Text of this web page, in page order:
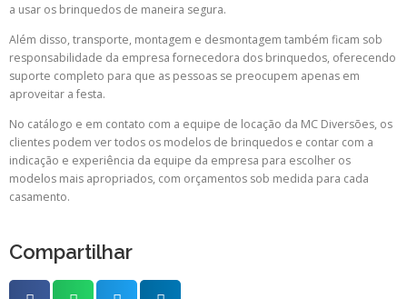
a usar os brinquedos de maneira segura.
Além disso, transporte, montagem e desmontagem também ficam sob
responsabilidade da empresa fornecedora dos brinquedos, oferecendo
suporte completo para que as pessoas se preocupem apenas em
aproveitar a festa.
No catálogo e em contato com a equipe de locação da MC Diversões, os
clientes podem ver todos os modelos de brinquedos e contar com a
indicação e experiência da equipe da empresa para escolher os
modelos mais apropriados, com orçamentos sob medida para cada
casamento.
Compartilhar